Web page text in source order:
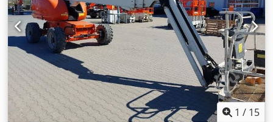
1 / 15